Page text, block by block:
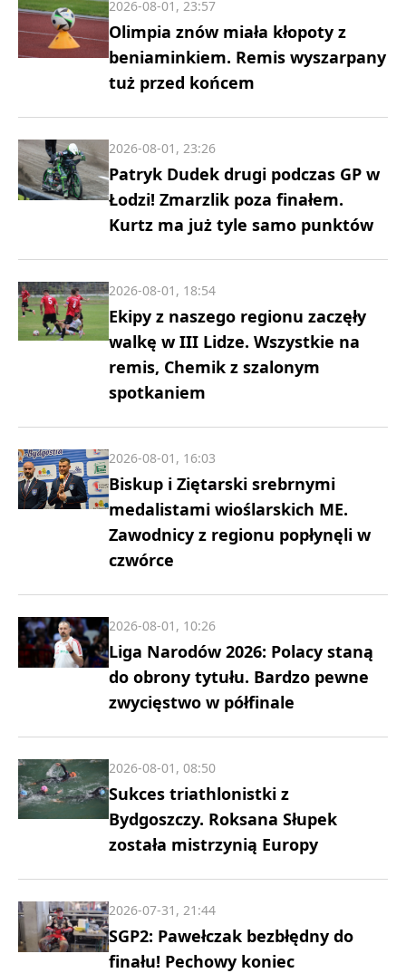
Olimpia znów miała kłopoty z
beniaminkiem. Remis wyszarpany
tuż przed końcem
2026-08-01, 23:57
Patryk Dudek drugi podczas GP w
Łodzi! Zmarzlik poza finałem.
Kurtz ma już tyle samo punktów
2026-08-01, 23:26
Ekipy z naszego regionu zaczęły
walkę w III Lidze. Wszystkie na
remis, Chemik z szalonym
spotkaniem
2026-08-01, 18:54
Biskup i Ziętarski srebrnymi
medalistami wioślarskich ME.
Zawodnicy z regionu popłynęli w
czwórce
2026-08-01, 16:03
Liga Narodów 2026: Polacy staną
do obrony tytułu. Bardzo pewne
zwycięstwo w półfinale
2026-08-01, 10:26
Sukces triathlonistki z
Bydgoszczy. Roksana Słupek
została mistrzynią Europy
2026-08-01, 08:50
SGP2: Pawełczak bezbłędny do
finału! Pechowy koniec
2026-07-31, 21:44